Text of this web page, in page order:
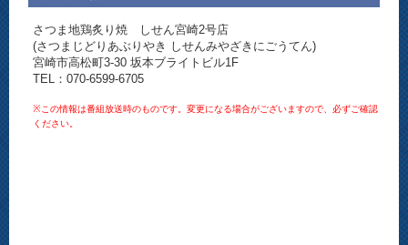
さつま地鶏炙り焼 しせん宮崎2号店
(さつまじどりあぶりやき しせんみやざきにごうてん)
宮崎市高松町3-30 坂本ブライトビル1F
TEL：070-6599-6705
※この情報は番組放送時のものです。変更になる場合がございますので、必ずご確認
ください。